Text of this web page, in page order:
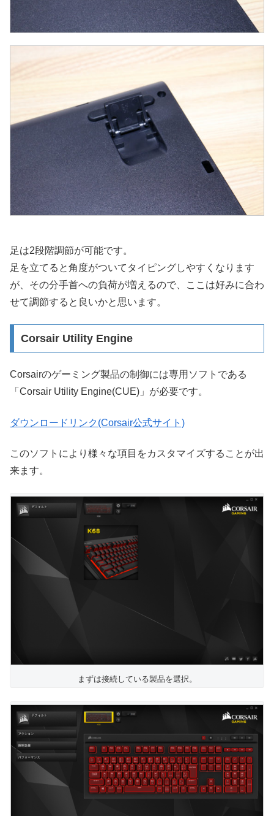
足は2段階調節が可能です。
足を立てると角度がついてタイピングしやすくなります
が、その分手首への負荷が増えるので、ここは好みに合わ
せて調節すると良いかと思います。
Corsair Utility Engine
Corsairのゲーミング製品の制御には専用ソフトである
「Corsair Utility Engine(CUE)」が必要です。
ダウンロードリンク(Corsair公式サイト)
このソフトにより様々な項目をカスタマイズすることが出
来ます。
まずは接続している製品を選択。